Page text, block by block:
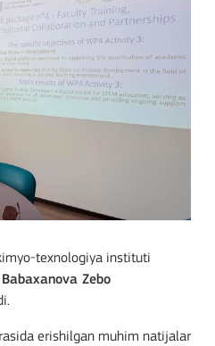
texnologiya instituti
Babaxanova Zebo
erishilgan muhim natijalar